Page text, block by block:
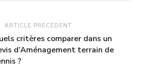
ARTICLE PRÉCÉDENT
critères comparer dans un
d’Aménagement terrain de
?